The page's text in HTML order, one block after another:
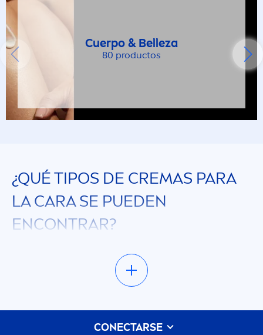
Cuerpo & Belleza
80 productos
¿QUÉ TIPOS DE CREMAS PARA
LA CARA SE PUEDEN
ENCONTRAR?
Si buscas productos de limpieza facial, cremas
anti-edad para el contorno de los ojos,
mascarillas o exfoliantes, aquí en la sección de
CONECTARSE